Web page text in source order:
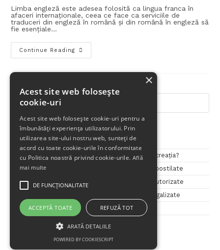
Limba engleză este adesea folosită ca lingua franca în
afaceri internaționale, ceea ce face ca serviciile de
traduceri din engleză în română și din română în engleză să
fie esențiale…
Continue Reading
Articole Recente
Dincolo de o simplă traducere – ce este transcreația?
Cele mai solicitate servicii – Ep. 3: Traduceri apostilate
Cele mai solicitate servicii – Ep. 2: Traduceri autorizate
Cele mai solicitate servicii – Ep. 1: Traduceri legalizate
Penini Translations – 11 ani de traduceri!
×
Acest site web folosește
cookie-uri
Acest site web folosește cookie-uri pentru a
îmbunătăți experiența utilizatorului. Prin
utilizarea site-ului nostru web, sunteți de
acord cu toate cookie-urile în conformitate
cu Politica noastră privind cookie-urile. Află
mai multe
DE FUNCŢIONALITATE
ACCEPTĂ TOATE REFUZĂ TOT
ARATĂ DETALIILE
POWERED BY COOKIESCRIPT